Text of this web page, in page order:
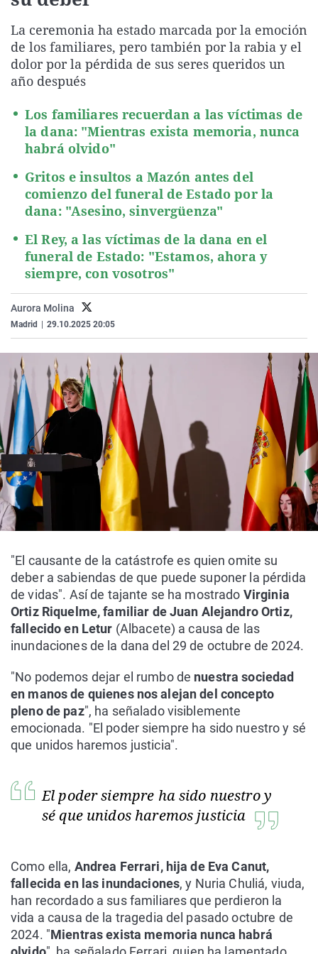
Gente viajera
Como el perro y el
Retornados
Equipo de
Galicia
La Rioja
País Vasco
Televisión
Elecciones
La ceremonia ha estado marcada por la emoción
de los familiares, pero también por la rabia y el
dolor por la pérdida de sus seres queridos un
año después
Los familiares recuerdan a las víctimas de
la dana: "Mientras exista memoria, nunca
habrá olvido"
Gritos e insultos a Mazón antes del
comienzo del funeral de Estado por la
dana: "Asesino, sinvergüenza"
El Rey, a las víctimas de la dana en el
funeral de Estado: "Estamos, ahora y
siempre, con vosotros"
Aurora Molina
Madrid 29.10.2025 20:05
"El causante de la catástrofe es quien omite su
deber a sabiendas de que puede suponer la pérdida
de vidas". Así de tajante se ha mostrado Virginia
Ortiz Riquelme, familiar de Juan Alejandro Ortiz,
fallecido en Letur (Albacete) a causa de las
inundaciones de la dana del 29 de octubre de 2024.
"No podemos dejar el rumbo de nuestra sociedad
en manos de quienes nos alejan del concepto
pleno de paz", ha señalado visiblemente
emocionada. "El poder siempre ha sido nuestro y sé
que unidos haremos justicia".
El poder siempre ha sido nuestro y
sé que unidos haremos justicia
Como ella, Andrea Ferrari, hija de Eva Canut,
fallecida en las inundaciones, y Nuria Chuliá, viuda,
han recordado a sus familiares que perdieron la
vida a causa de la tragedia del pasado octubre de
2024. "Mientras exista memoria nunca habrá